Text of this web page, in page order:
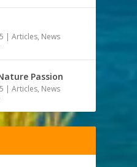
|Articles, News
Passion
|Articles, News